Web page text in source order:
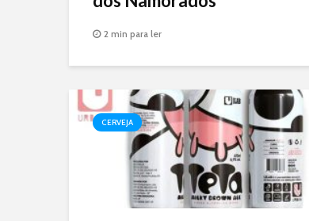
2 min para ler
CERVEJA